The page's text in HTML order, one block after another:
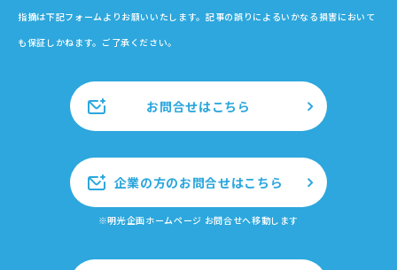
指摘は下記フォームよりお願いいたします。記事の誤りによるいかなる損害において
も保証しかねます。ご了承ください。
お問合せはこちら
企業の方のお問合せはこちら
※明光企画ホームページ お問合せへ移動します